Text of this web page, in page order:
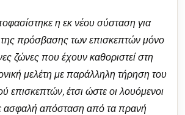
η εκ νέου σύσταση για
πρόσβασης των επισκεπτών μόνο
ζώνες που έχουν καθοριστεί στη
μελέτη με παράλληλη τήρηση του
επισκεπτών, έτσι ώστε οι λουόμενοι
ασφαλή απόσταση από τα πρανή